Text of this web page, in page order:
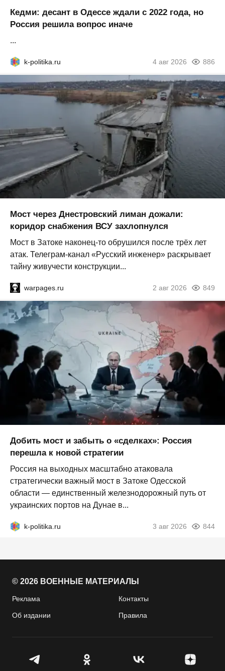
Кедми: десант в Одессе ждали с 2022 года, но
Россия решила вопрос иначе
...
k-politika.ru 4 авг 2026 886
Мост через Днестровский лиман дожали:
коридор снабжения ВСУ захлопнулся
Мост в Затоке наконец-то обрушился после трёх лет
атак. Телеграм-канал «Русский инженер» раскрывает
тайну живучести конструкции...
warpages.ru 2 авг 2026 849
Добить мост и забыть о «сделках»: Россия
перешла к новой стратегии
Россия на выходных масштабно атаковала
стратегически важный мост в Затоке Одесской
области — единственный железнодорожный путь от
украинских портов на Дунае в...
k-politika.ru 3 авг 2026 844
© 2026 ВОЕННЫЕ МАТЕРИАЛЫ
Реклама Контакты
Об издании Правила